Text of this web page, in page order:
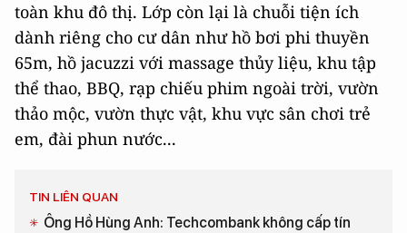
toàn khu đô thị. Lớp còn lại là chuỗi tiện ích
dành riêng cho cư dân như hồ bơi phi thuyền
65m, hồ jacuzzi với massage thủy liệu, khu tập
thể thao, BBQ, rạp chiếu phim ngoài trời, vườn
thảo mộc, vườn thực vật, khu vực sân chơi trẻ
em, đài phun nước...
TIN LIÊN QUAN
Ông Hồ Hùng Anh: Techcombank không cấp tín